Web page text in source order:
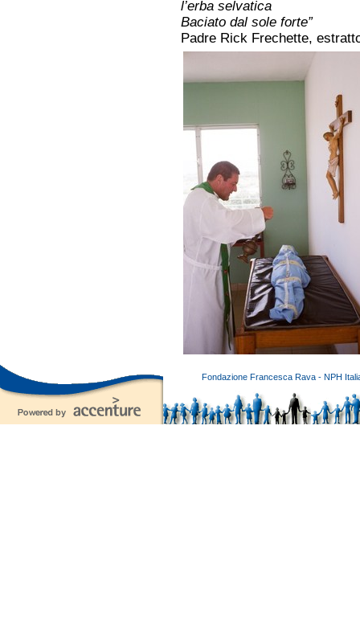
l’erba selvatica
Baciato dal sole forte”
Padre Rick Frechette,
Fondazione Francesca Rava - NPH